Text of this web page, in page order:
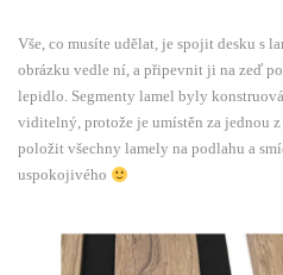
Vše, co musíte udělat, je spojit desku s
obrázku vedle ní, a připevnit ji na zeď
lepidlo. Segmenty lamel byly
viditelný, protože je umístěn za jednou
položit všechny lamely na podlahu a
uspokojivého